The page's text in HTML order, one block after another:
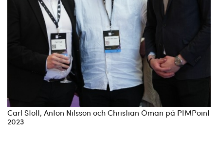
Carl Stolt, Anton Nilsson och Christian Öman på PIMPoint
2023